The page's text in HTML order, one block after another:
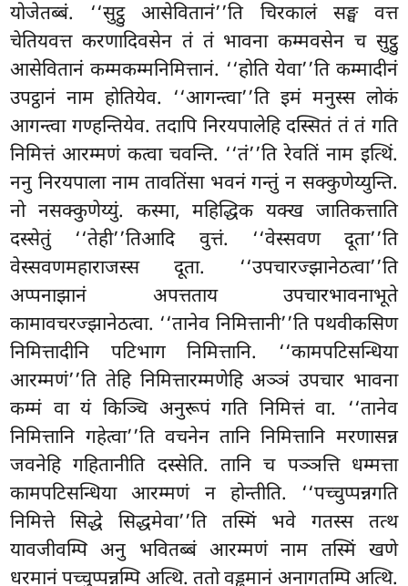
योजेतब्बं. ‘‘सुट्ठु आसेवितानं’’ति चिरकालं सङ्घ वत्त
चेतियवत्त करणादिवसेन तं तं भावना कम्मवसेन च सुट्ठु
आसेवितानं कम्मकम्मनिमित्तानं. ‘‘होति येवा’’ति कम्मादीनं
उपट्ठानं नाम होतियेव. ‘‘आगन्त्वा’’ति इमं मनुस्स लोकं
आगन्त्वा गण्हन्तियेव. तदापि निरयपालेहि दस्सितं तं तं गति
निमित्तं आरम्मणं कत्वा चवन्ति. ‘‘तं’’ति रेवतिं नाम इत्थिं.
ननु निरयपाला नाम तावतिंसा भवनं गन्तुं न सक्कुणेय्युन्ति.
नो नसक्कुणेय्युं. कस्मा, महिद्धिक यक्ख जातिकत्ताति
दस्सेतुं ‘‘तेही’’तिआदि वुत्तं. ‘‘वेस्सवण दूता’’ति
वेस्सवणमहाराजस्स दूता. ‘‘उपचारज्झानेठत्वा’’ति
अप्पनाझानं अपत्तताय उपचारभावनाभूते
कामावचरज्झानेठत्वा. ‘‘तानेव निमित्तानी’’ति पथवीकसिण
निमित्तादीनि पटिभाग निमित्तानि. ‘‘कामपटिसन्धिया
आरम्मणं’’ति तेहि निमित्तारम्मणेहि अञ्ञं उपचार भावना
कम्मं वा यं किञ्चि अनुरूपं गति निमित्तं वा. ‘‘तानेव
निमित्तानि गहेत्वा’’ति वचनेन तानि निमित्तानि मरणासन्न
जवनेहि गहितानीति दस्सेति. तानि च पञ्ञत्ति धम्मत्ता
कामपटिसन्धिया आरम्मणं न होन्तीति. ‘‘पच्चुप्पन्नगति
निमित्ते सिद्धे सिद्धमेवा’’ति तस्मिं भवे गतस्स तत्थ
यावजीवम्पि अनु भवितब्बं आरम्मणं नाम तस्मिं खणे
धरमानं पच्चुप्पन्नम्पि अत्थि. ततो वड्ढमानं अनागतम्पि अत्थि.